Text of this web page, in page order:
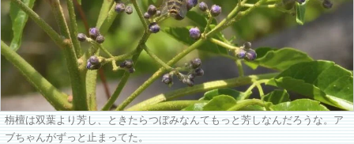
栴檀は双葉より芳し、ときたらつぼみなんてもっと芳しなんだろうな。ア
ブちゃんがずっと止まってた。